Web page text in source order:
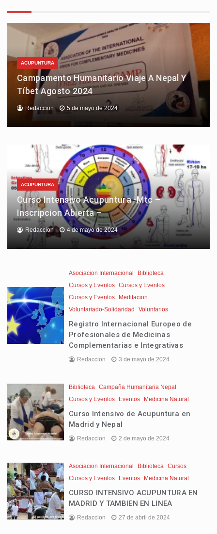
ACUPUNTURA
Campamento Humanitario Viaje A Nepal Y
Tíbet Agosto 2024
Redaccion 5 de mayo de 2024
ACUPUNTURA
Curso Intensivo Acupuntura -Mtc –
Inscripcion Abierta –
Redaccion 4 de mayo de 2024
Asociacion Internacional
Biblioteca
Cursos y Eventos Cursos y Eventos
Cursos y Eventos
Meditacion
Voluntariado-Solidaridad
Voluntarios
Registro Internacional Europeo de
Profesionales de Medicinas
Complementarias e Integrativas
Redaccion 3 de mayo de 2024
Biblioteca Campaña Humanitaria Nepal
Cursos y Eventos
Eventos Medicina Natural
Curso Intensivo de Acupuntura en
Madrid y Nepal
Redaccion 2 de mayo de 2024
Asociacion Internacional Biblioteca Cursos
Cursos y Eventos
Eventos Medicina Natural
CURSO INTENSIVO ACUPUNTURA EN
MADRID Y TAMBIEN EN LINEA
Redaccion 27 de abril de 2024